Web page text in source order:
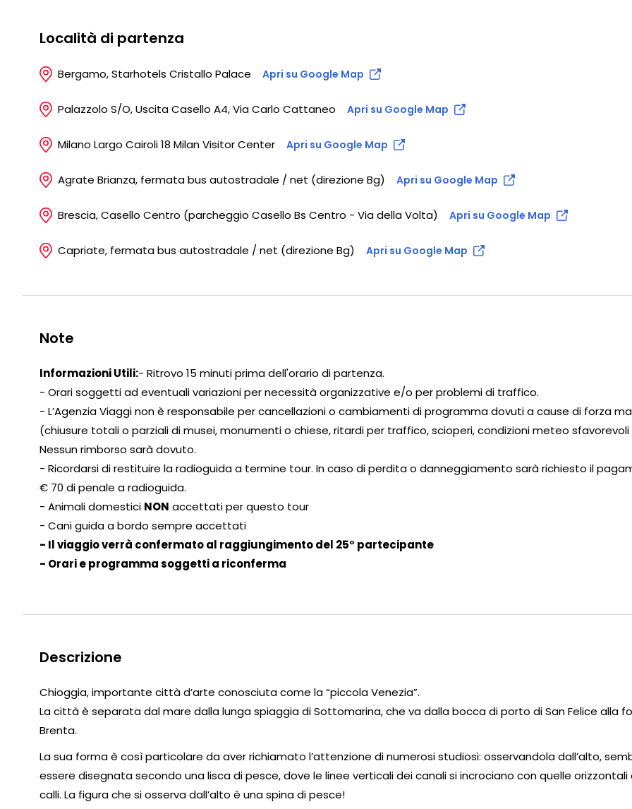
Località di partenza
Bergamo, Starhotels Cristallo Palace Apri su Google Map
Palazzolo S/O, Uscita Casello A4, Via Carlo Cattaneo Apri su Google Map
Milano Largo Cairoli 18 Milan Visitor Center Apri su Google Map
Agrate Brianza, fermata bus autostradale / net (direzione Bg) Apri su Google Map
Brescia, Casello Centro (parcheggio Casello Bs Centro - Via della Volta) Apri su Google Map
Capriate, fermata bus autostradale / net (direzione Bg) Apri su Google Map
Note
Informazioni Utili:- Ritrovo 15 minuti prima dell'orario di partenza.
- Orari soggetti ad eventuali variazioni per necessità organizzative e/o per problemi di traffico.
- L’Agenzia Viaggi non è responsabile per cancellazioni o cambiamenti di programma dovuti a cause di forza
(chiusure totali o parziali di musei, monumenti o chiese, ritardi per traffico, scioperi, condizioni meteo
Nessun rimborso sarà dovuto.
- Ricordarsi di restituire la radioguida a termine tour. In caso di perdita o danneggiamento sarà richiesto il
€ 70 di penale a radioguida.
- Animali domestici NON accettati per questo tour
- Cani guida a bordo sempre accettati
- Il viaggio verrà confermato al raggiungimento del 25° partecipante
- Orari e programma soggetti a riconferma
Descrizione
Chioggia, importante città d’arte conosciuta come la “piccola Venezia”.
La città è separata dal mare dalla lunga spiaggia di Sottomarina, che va dalla bocca di porto di San Felice alla
Brenta.
La sua forma è così particolare da aver richiamato l’attenzione di numerosi studiosi: osservandola dall’alto,
essere disegnata secondo una lisca di pesce, dove le linee verticali dei canali si incrociano con quelle orizzontali
calli. La figura che si osserva dall’alto è una spina di pesce!